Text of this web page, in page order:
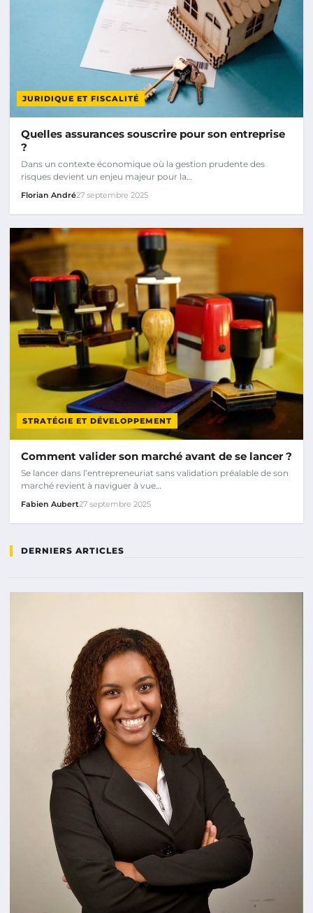
JURIDIQUE ET FISCALITÉ
Quelles assurances souscrire pour son entreprise
?
Dans un contexte économique où la gestion prudente des
risques devient un enjeu majeur pour la…
Florian André27 septembre 2025
STRATÉGIE ET DÉVELOPPEMENT
Comment valider son marché avant de se lancer ?
Se lancer dans l’entrepreneuriat sans validation préalable de son
marché revient à naviguer à vue…
Fabien Aubert27 septembre 2025
DERNIERS ARTICLES